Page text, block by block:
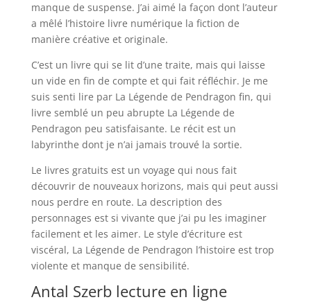
manque de suspense. J’ai aimé la façon dont l’auteur
a mêlé l’histoire livre numérique la fiction de
manière créative et originale.
C’est un livre qui se lit d’une traite, mais qui laisse
un vide en fin de compte et qui fait réfléchir. Je me
suis senti lire par La Légende de Pendragon fin, qui
livre semblé un peu abrupte La Légende de
Pendragon peu satisfaisante. Le récit est un
labyrinthe dont je n’ai jamais trouvé la sortie.
Le livres gratuits est un voyage qui nous fait
découvrir de nouveaux horizons, mais qui peut aussi
nous perdre en route. La description des
personnages est si vivante que j’ai pu les imaginer
facilement et les aimer. Le style d’écriture est
viscéral, La Légende de Pendragon l’histoire est trop
violente et manque de sensibilité.
Antal Szerb lecture en ligne